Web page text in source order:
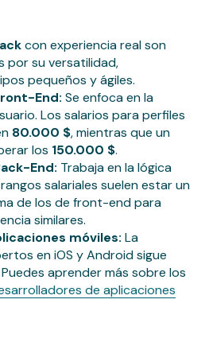
con experiencia real son
por su versatilidad,
pequeños y ágiles.
End: Se enfoca en la
Los salarios para perfiles
80.000 $, mientras que un
los 150.000 $.
End: Trabaja en la lógica
salariales suelen estar un
de los de front-end para
similares.
móviles: La
en iOS y Android sigue
aprender más sobre los
de aplicaciones